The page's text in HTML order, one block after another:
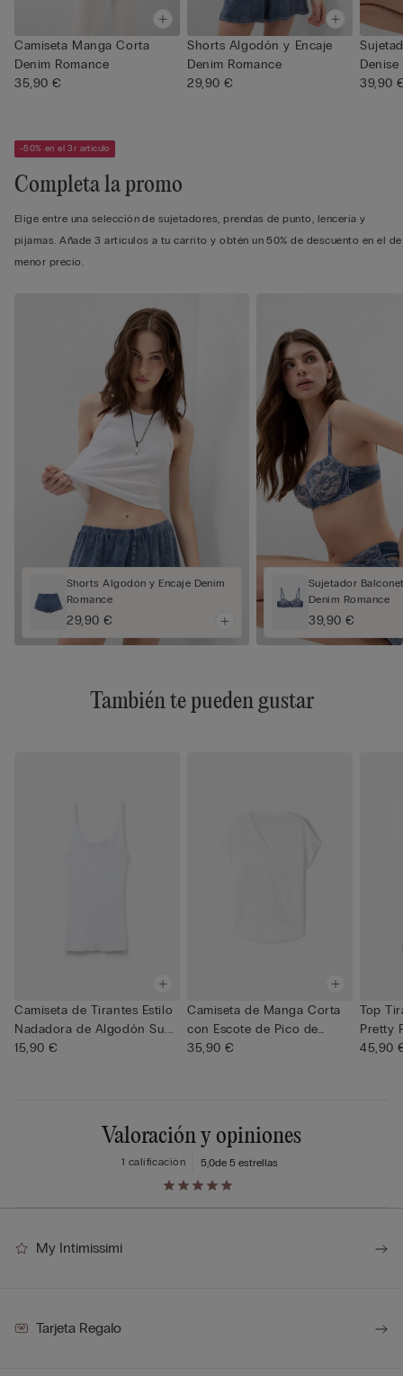
Camiseta Manga Corta
Denim Romance
35,90 €
Shorts Algodón y Encaje
Denim Romance
29,90 €
39,90
-50% en el 3r artículo
Completa la promo
Elige entre una selección de sujetadores, prendas de punto, lencería y
pijamas. Añade 3 artículos a tu carrito y obtén un 50% de descuento en el de
menor precio.
Shorts Algodón y Encaje Denim
Romance
29,90 €
Sujetador
Denim Romance
39,90 €
También te pueden gustar
Camiseta de Tirantes Estilo
Nadadora de Algodón Su...
15,90 €
Camiseta de Manga Corta
con Escote de Pico de
Lino...
35,90 €
Top
Pretty
45,90
Valoración y opiniones
5,0de 5 estrellas
1 calificación
My Intimissimi
Tarjeta Regalo